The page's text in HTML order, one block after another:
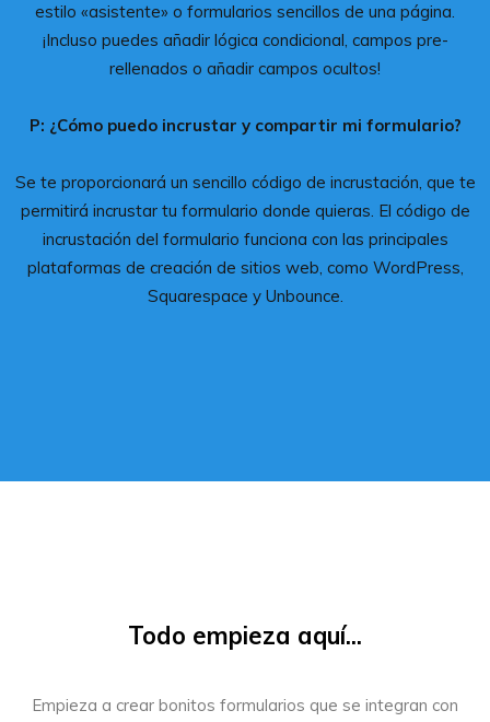
estilo «asistente» o formularios sencillos de una página.
¡Incluso puedes añadir lógica condicional, campos pre-
rellenados o añadir campos ocultos!
P: ¿Cómo puedo incrustar y compartir mi formulario?
Se te proporcionará un sencillo código de incrustación, que te
permitirá incrustar tu formulario donde quieras. El código de
incrustación del formulario funciona con las principales
plataformas de creación de sitios web, como WordPress,
Squarespace y Unbounce.
Todo empieza aquí...
Empieza a crear bonitos formularios que se integran con